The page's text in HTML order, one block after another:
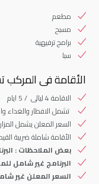
مطعم
مسبح
برامج ترفيهية
سبا
الأقامة فى
الاقامة 4 ليالى / 5 ايام
تشمل الافطار والغداء
السعر المعلن يشمل
الأقامة شاملة ضريبة
بعض الملاحظات :
البرنامج غير شامل
السعر المعلن غير